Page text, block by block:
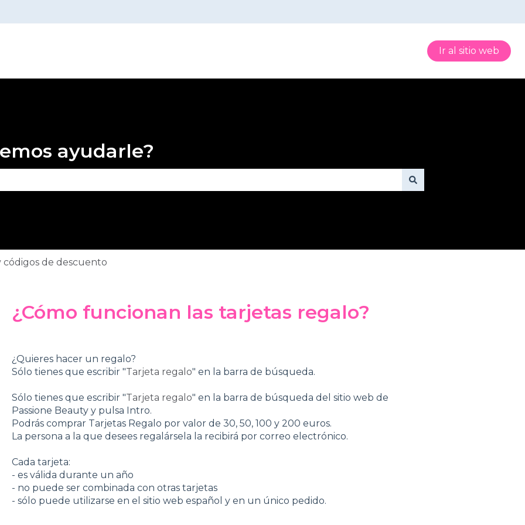
Ir al sitio web
ayudarle?
códigos de descuento
¿Cómo funcionan las tarjetas regalo?
¿Quieres hacer un regalo?
Sólo tienes que escribir "Tarjeta regalo" en la barra de búsqueda.
Sólo tienes que escribir "Tarjeta regalo" en la barra de búsqueda del sitio web de
Passione Beauty y pulsa Intro.
Podrás comprar Tarjetas Regalo por valor de 30, 50, 100 y 200 euros.
La persona a la que desees regalársela la recibirá por correo electrónico.
Cada tarjeta:
- es válida durante un año
- no puede ser combinada con otras tarjetas
- sólo puede utilizarse en el sitio web español y en un único pedido.